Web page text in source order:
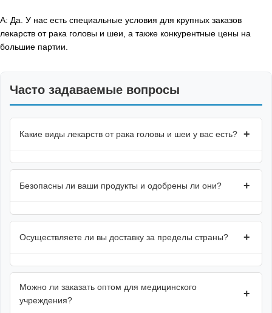
A: Да. У нас есть специальные условия для крупных заказов
лекарств от рака головы и шеи, а также конкурентные цены на
большие партии.
Часто задаваемые вопросы
Какие виды лекарств от рака головы и шеи у вас есть? +
Безопасны ли ваши продукты и одобрены ли они? +
Осуществляете ли вы доставку за пределы страны? +
Можно ли заказать оптом для медицинского
учреждения?
+